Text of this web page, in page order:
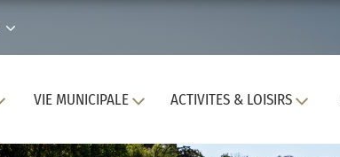
VIE MUNICIPALE ACTIVITES & LOISIRS